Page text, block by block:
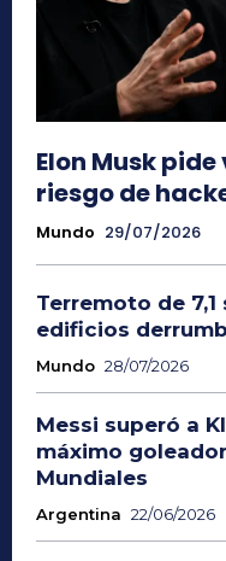
Elon Musk
riesgo de
Mundo 29/07/2026
Terremoto de
edificios
Mundo 28/07/2026
Messi superó a
máximo
Mundiales
Argentina 22/06/2026